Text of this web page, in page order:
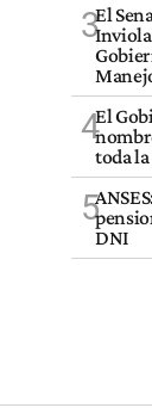
3El
4El
toda
5
DNI